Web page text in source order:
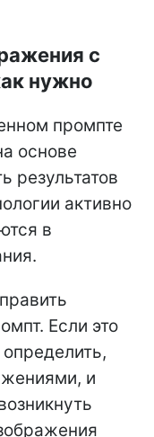
с
нужно
промпте
основе
результатов
активно
в
Если это
и